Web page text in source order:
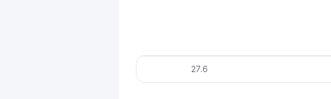
27.6